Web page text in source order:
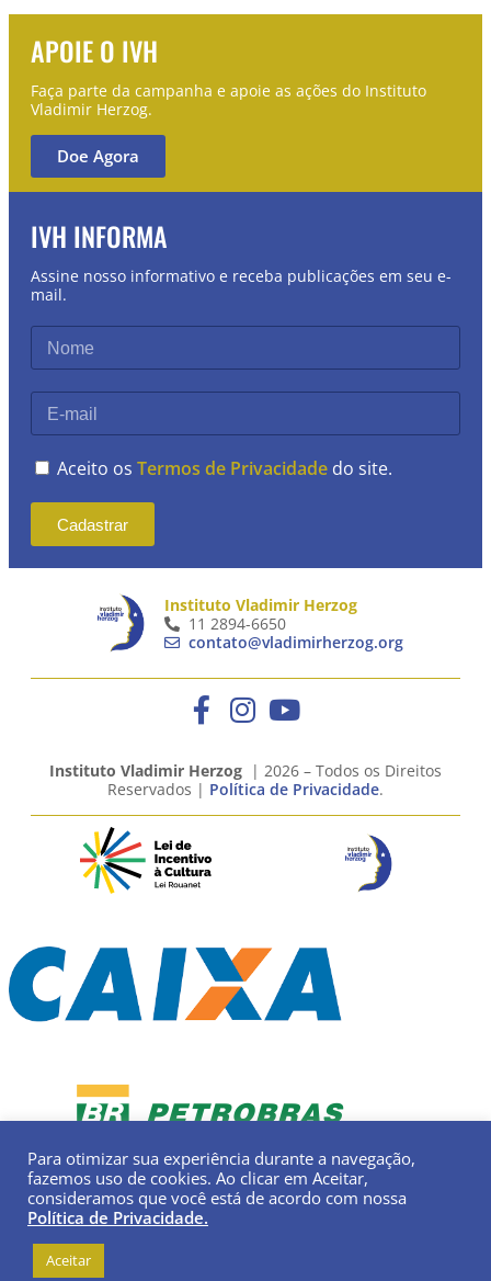
APOIE O IVH
Faça parte da campanha e apoie as ações do Instituto
Vladimir Herzog.
Doe Agora
IVH INFORMA
Assine nosso informativo e receba publicações em seu e-
mail.
Aceito os Termos de Privacidade do site.
Cadastrar
Instituto Vladimir Herzog
11 2894-6650
contato@vladimirherzog.org
Instituto Vladimir Herzog | 2026 – Todos os Direitos
Reservados | Política de Privacidade.
Para otimizar sua experiência durante a navegação,
fazemos uso de cookies. Ao clicar em Aceitar,
consideramos que você está de acordo com nossa
Política de Privacidade.
Aceitar